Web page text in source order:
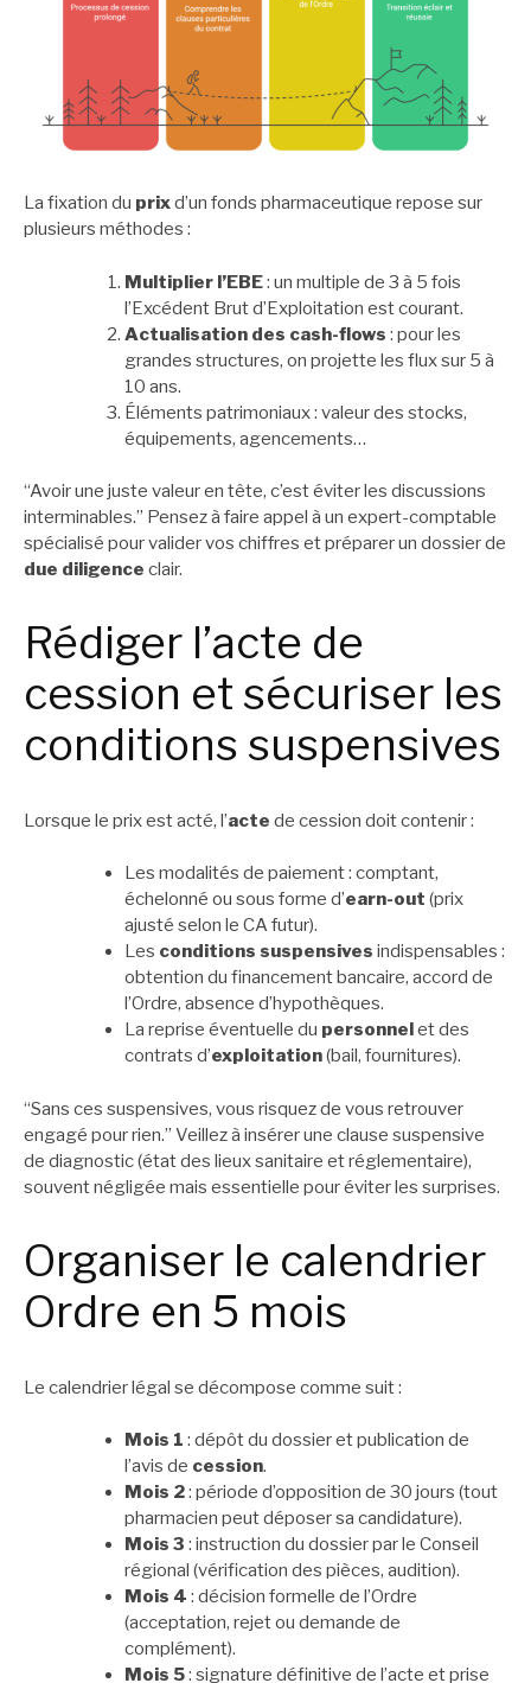
La fixation du prixd’un fonds pharmaceutique repose sur
plusieurs méthodes :
Multiplier l’EBE: un multiple de 3 à 5 fois
l’Excédent Brut d’Exploitation est courant.
Actualisation des cash-flows : pour les
grandes structures, on projette les flux sur 5 à
10 ans.
Éléments patrimoniaux : valeur des stocks,
équipements, agencements…
“Avoir une juste valeur en tête, c’est éviter les discussions
interminables.” Pensez à faire appel à un expert-comptable
spécialisé pour valider vos chiffres et préparer un dossier de
due diligence clair.
Rédiger l’acte de
cession et sécuriser les
conditions suspensives
Lorsque le prix est acté, l’acte de cession doit contenir :
Les modalités de paiement : comptant,
échelonné ou sous forme d’earn-out (prix
ajusté selon le CA futur).
Les conditions suspensives indispensables :
obtention du financement bancaire, accord de
l’Ordre, absence d’hypothèques.
La reprise éventuelle du personnel et des
contrats d’exploitation(bail, fournitures).
“Sans ces suspensives, vous risquez de vous retrouver
engagé pour rien.” Veillez à insérer une clause suspensive
de diagnostic (état des lieux sanitaire et réglementaire),
souvent négligée mais essentielle pour éviter les surprises.
Organiser le calendrier
Ordre en 5 mois
Le calendrier légal se décompose comme suit :
Mois 1 : dépôt du dossier et publication de
l’avis de cession.
Mois 2: période d’opposition de 30 jours (tout
pharmacien peut déposer sa candidature).
Mois 3 : instruction du dossier par le Conseil
régional (vérification des pièces, audition).
Mois 4 : décision formelle de l’Ordre
(acceptation, rejet ou demande de
complément).
Mois 5: signature définitive de l’acte et prise